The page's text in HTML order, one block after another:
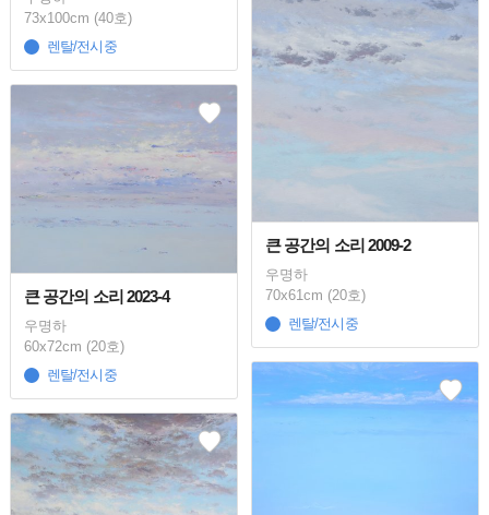
73x100cm (40호)
렌탈/전시중
큰 공간의 소리 2009-2
우명하
70x61cm (20호)
렌탈/전시중
큰 공간의 소리 2023-4
우명하
60x72cm (20호)
렌탈/전시중